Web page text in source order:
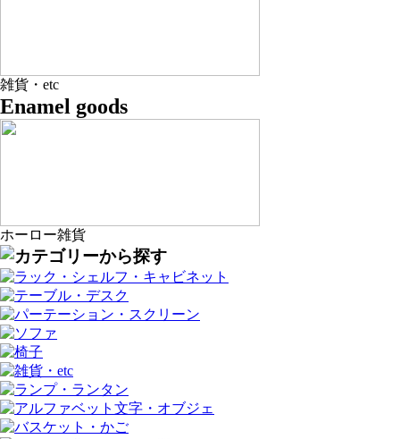
雑貨・etc
Enamel goods
ホーロー雑貨